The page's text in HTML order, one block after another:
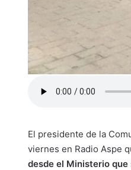
El presidente de la
viernes en Radio Aspe
desde el Ministerio que